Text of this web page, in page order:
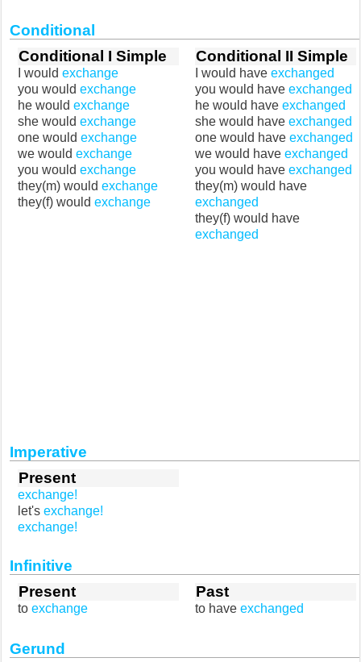
Conditional
Conditional I Simple
I would exchange
you would exchange
he would exchange
she would exchange
one would exchange
we would exchange
you would exchange
they(m) would exchange
they(f) would exchange
Conditional II Simple
I would have exchanged
you would have exchanged
he would have exchanged
she would have exchanged
one would have exchanged
we would have exchanged
you would have exchanged
they(m) would have
exchanged
they(f) would have
exchanged
Imperative
Present
exchange!
let's exchange!
exchange!
Infinitive
Present
to exchange
Past
to have exchanged
Gerund